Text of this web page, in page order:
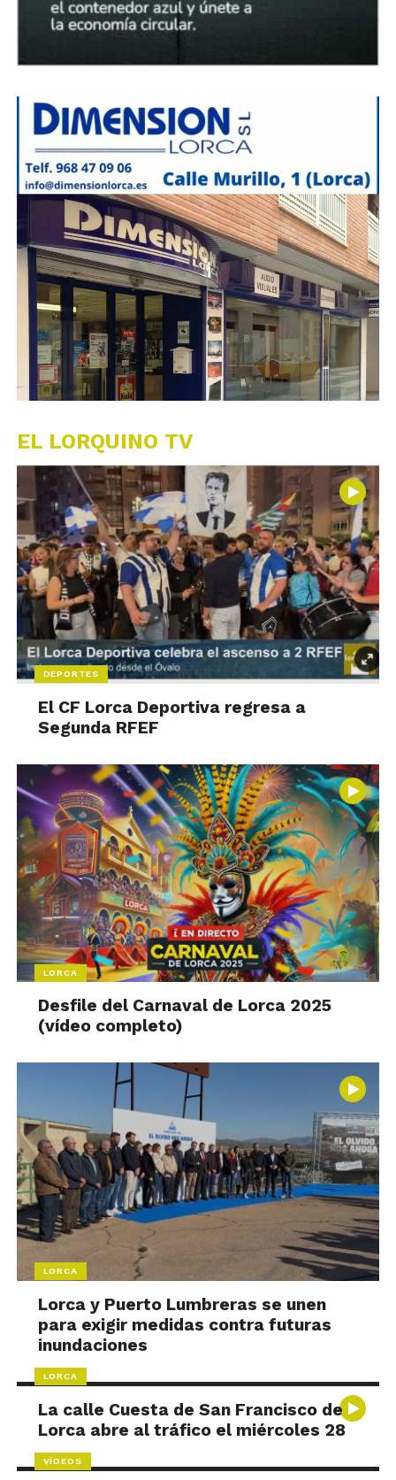
EL LORQUINO TV
DEPORTES
El CF Lorca Deportiva regresa a
Segunda RFEF
LORCA
Desfile del Carnaval de Lorca 2025
(vídeo completo)
LORCA
Lorca y Puerto Lumbreras se unen
para exigir medidas contra futuras
inundaciones
LORCA
La calle Cuesta de San Francisco de
Lorca abre al tráfico el miércoles 28
VÍDEOS